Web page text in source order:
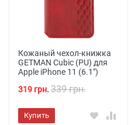
Кожаный чехол-книжка
GETMAN Cubic (PU) для
Apple iPhone 11 (6.1")
319 грн. 339 грн.
Купить